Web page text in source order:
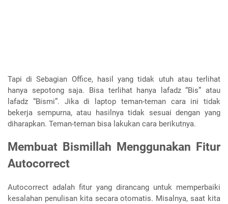
Tapi di Sebagian Office, hasil yang tidak utuh atau terlihat
hanya sepotong saja. Bisa terlihat hanya lafadz “Bis” atau
lafadz “Bismi”. Jika di laptop teman-teman cara ini tidak
bekerja sempurna, atau hasilnya tidak sesuai dengan yang
diharapkan. Teman-teman bisa lakukan cara berikutnya.
Membuat Bismillah Menggunakan Fitur
Autocorrect
Autocorrect adalah fitur yang dirancang untuk memperbaiki
kesalahan penulisan kita secara otomatis. Misalnya, saat kita